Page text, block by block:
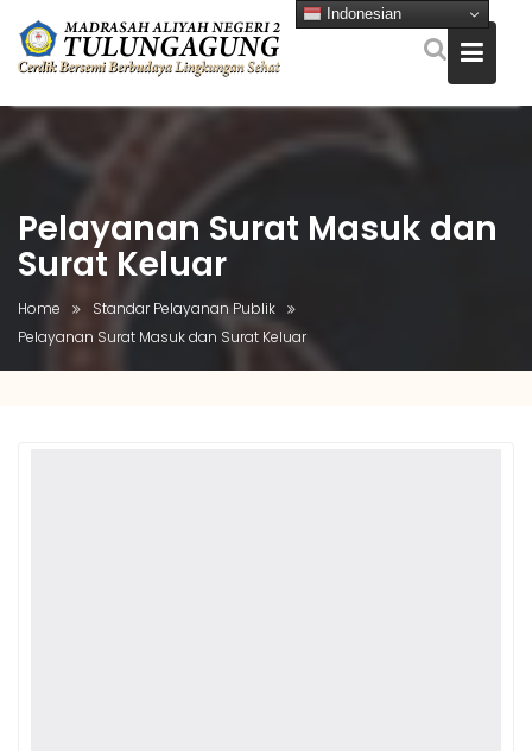
Pelayanan Surat Masuk dan
Surat Keluar
Home
Standar Pelayanan Publik
Pelayanan Surat Masuk dan Surat Keluar
Indonesian